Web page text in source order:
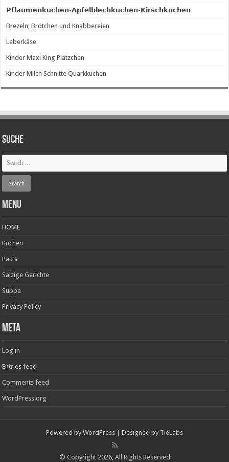
𝗣𝗳𝗹𝗮𝘂𝗺𝗲𝗻𝗸𝘂𝗰𝗵𝗲𝗻-𝗔𝗽𝗳𝗲𝗹𝗯𝗹𝗲𝗰𝗵𝗸𝘂𝗰𝗵𝗲𝗻-𝗞𝗶𝗿𝘀𝗰𝗵𝗸𝘂𝗰𝗵𝗲𝗻
Brezeln, Brötchen und Knabbereien
Leberkäse
Kinder Maxi King Plätzchen
Kinder Milch Schnitte Quarkkuchen
SUCHE
Menu
HOME
Kuchen
Pasta
Salzige Gerichte
Suppe
Privacy Policy
Meta
Log in
Entries feed
Comments feed
WordPress.org
Powered by WordPress | Designed by TieLabs
© Copyright 2026, All Rights Reserved